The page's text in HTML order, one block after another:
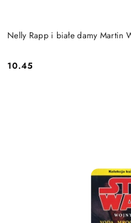
Nelly Rapp i białe damy Martin
Cena:
10.45